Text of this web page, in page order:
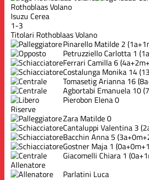
Rothoblaas Volano
Isuzu Cerea
1-3
Titolari Rothoblaas Volano
Pinarello Matilde 2
Petruzziello Carlotta 1
Ferrari Camilla6
Costalunga Monika 14
Tomasetig Arianna 16
Agbortabi Emanuela 10
Pierobon Elena0
Riserve
Zara Matilde0
Cantaluppi Valentina 3
Bacchin Anna 5
Gostner Maja 1
Giacomelli Chiara 1
Allenatore
Parlatini Luca